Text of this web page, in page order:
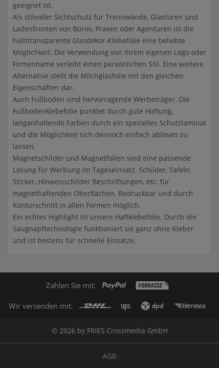
geeignet ist.
Als stilvoller Sichtschutz für Trennwände, Glastüren und
Ladenfronten von Büros, Praxen oder Agenturen ist die
halbtransparente Glasdekor-Klebefolie eine beliebte
Möglichkeit. Die Verwendung von Ihrem eigenen Logo oder
Firmenname verleiht einen persönlichen Stil. Eine weitere
Alternative stellt die Milchglasfolie mit den gleichen
Eigenschaften dar.
Auch Fußböden sind hervorragende Werbeträger. Die
Fußbodenklebefolie punktet durch gute Haftung,
langanhaltende Farben durch ein spezielles Schutzlaminat
und die Möglichkeit sich dennoch einfach ablösen zu
lassen.
Magnetschilder und Magnetfolien sind eine passende
Lösung für Werbung im Tageseinsatz. Schilder, Tafeln,
Sticker, Hinweisschilder Beschriftungen, etc. für
magnethaftenden Oberflächen. Bedruckbar und durch
Konturschnitt in allen Formen möglich.
Ein echtes Highlight ist unsere Haftklebefolie. Durch die
Saugnapftechnologie funktioniert sie ganz ohne Kleber
und ist bestens für schnelle Einsätze.
Zahlen Sie mit:
Wir versenden mit:
© 2026 by FRIES Crossmedia GmbH
AGB